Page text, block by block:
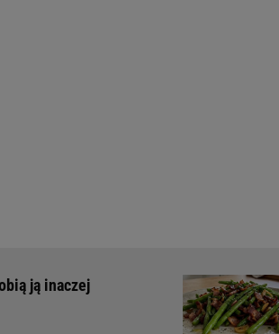
ją inaczej